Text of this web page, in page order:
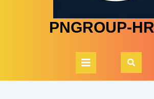
PNGROUP-
Open
Button